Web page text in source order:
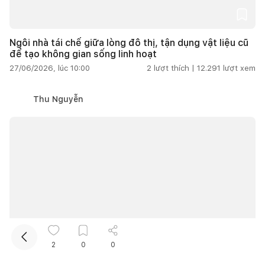
Ngôi nhà tái chế giữa lòng đô thị, tận dụng vật liệu cũ
để tạo không gian sống linh hoạt
27/06/2026, lúc 10:00 2 lượt thích | 12.291 lượt xem
Thu Nguyễn
2 0 0